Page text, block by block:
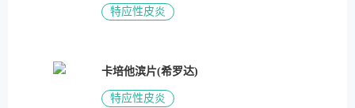
特应性皮炎
卡培他滨片(希罗达)
特应性皮炎